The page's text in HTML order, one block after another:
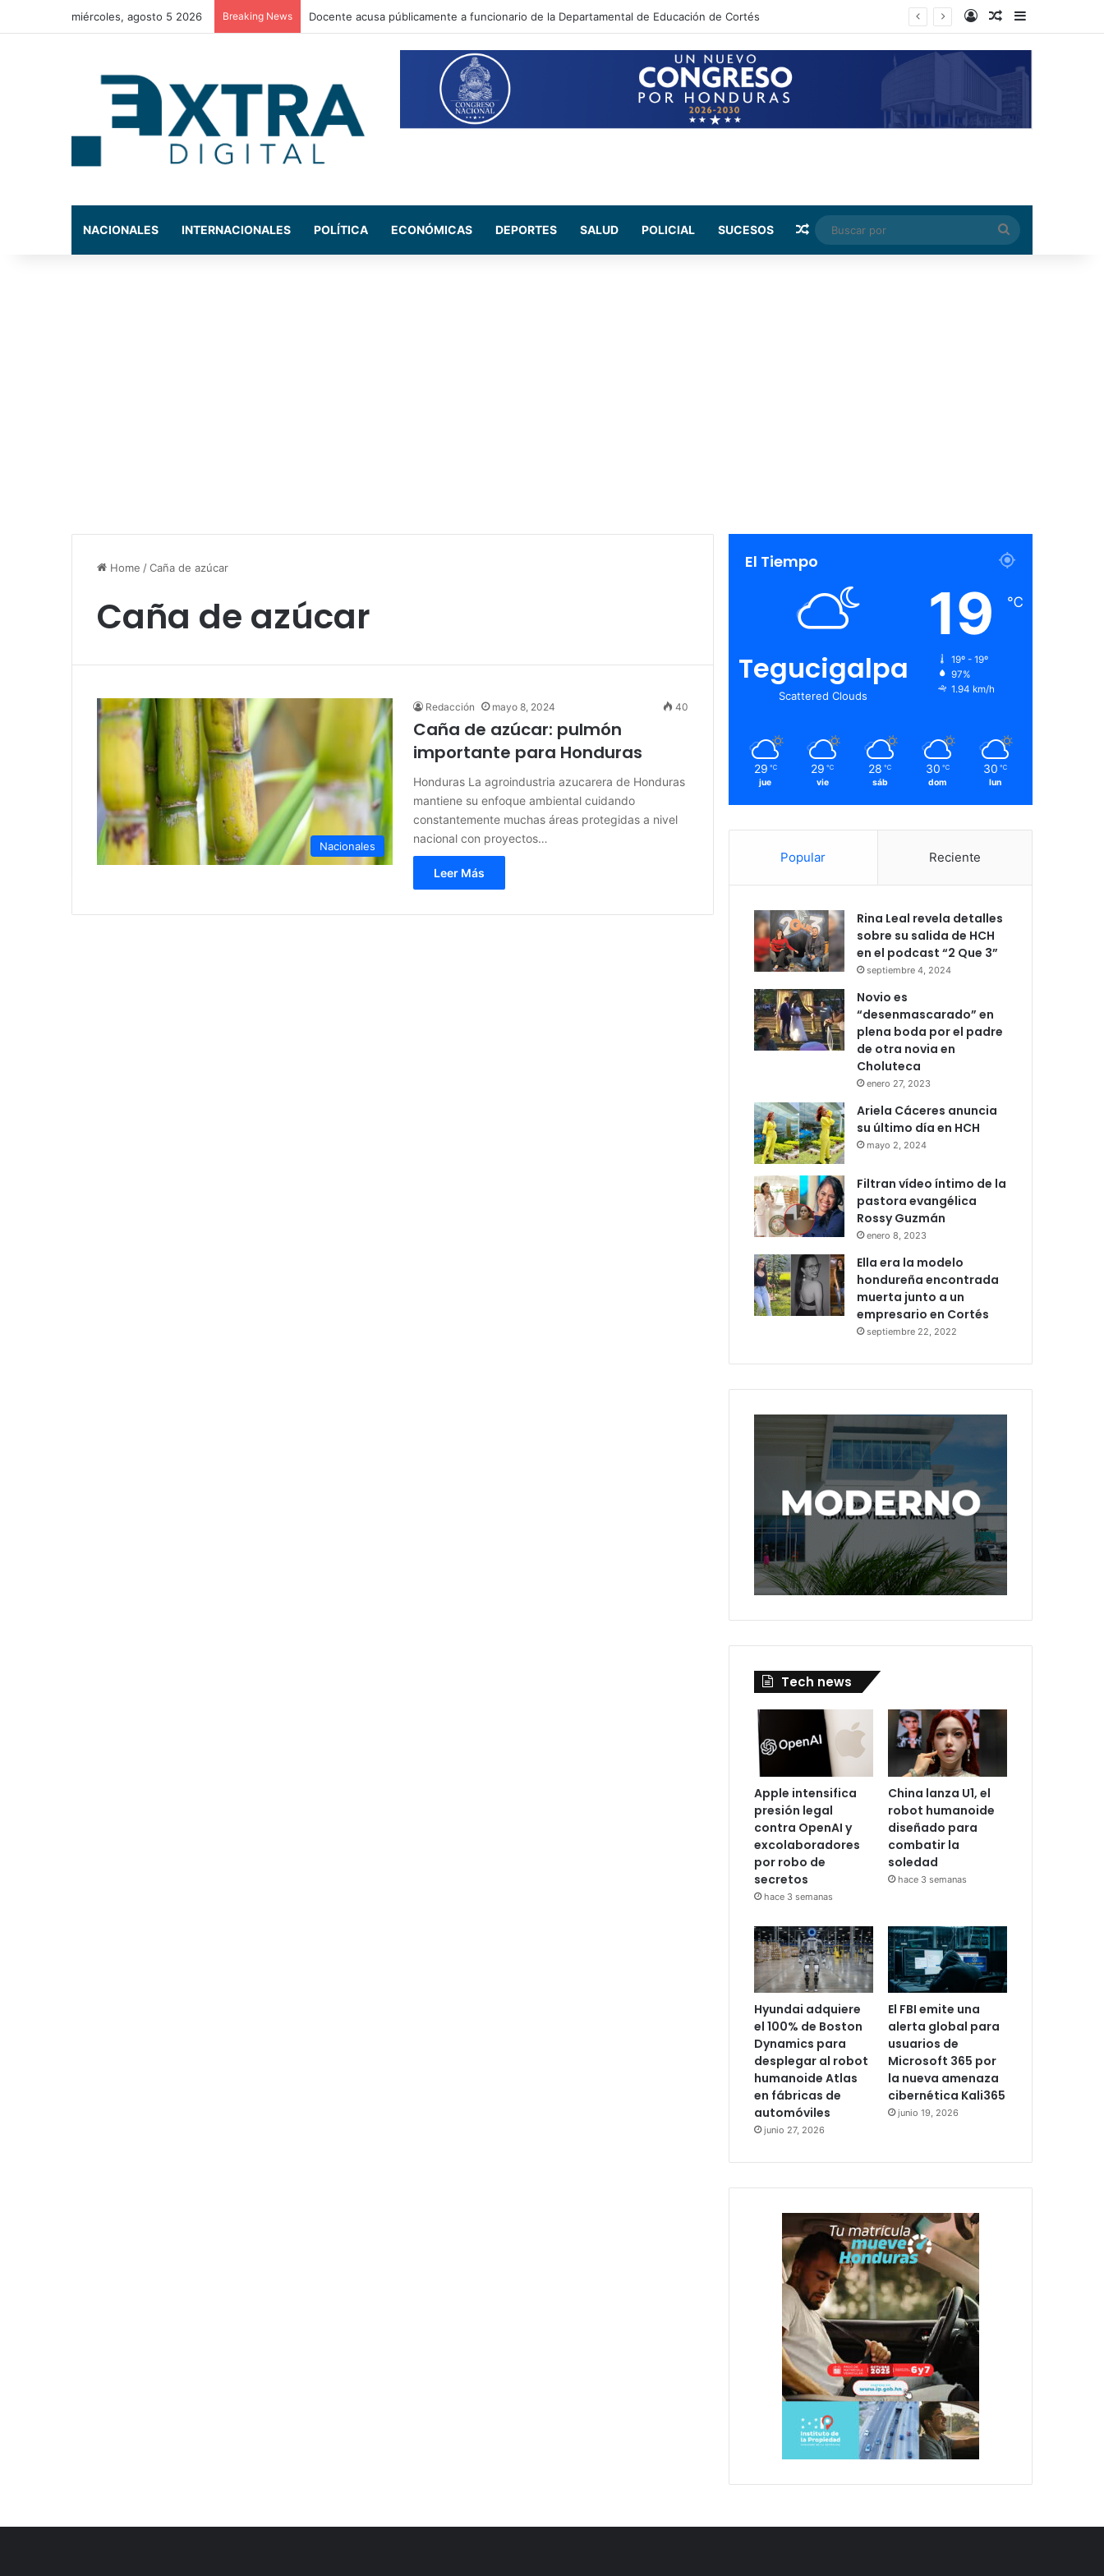
miércoles, agosto 5 2026 Breaking News La exdiputada Maribel Espinoza arremete contra el expresidente Juan Orlando Hernández Log InRandom Article
NACIONALES INTERNACIONALES POLÍTICA ECONÓMICAS DEPORTES SALUD POLICIAL SUCESOS Random Article
Buscar
por
Home /Caña de azúcar
Caña de azúcar
Nacionales
Redacción mayo 8, 2024 40
Caña de azúcar: pulmón
importante para Honduras
Honduras La agroindustria azucarera de Honduras
mantiene su enfoque ambiental cuidando
constantemente muchas áreas protegidas a nivel
nacional con proyectos…
Leer Más
El Tiempo
Tegucigalpa
Scattered Clouds
19 ℃
19º - 19º
97%
1.94 km/h
29 ℃
jue
29 ℃
vie
28 ℃
sáb
30 ℃
dom
30 ℃
lun
Popular Reciente
Rina Leal revela detalles
sobre su salida de HCH
en el podcast “2 Que 3”
septiembre 4, 2024
Novio es
“desenmascarado” en
plena boda por el padre
de otra novia en
Choluteca
enero 27, 2023
Ariela Cáceres anuncia
su último día en HCH
mayo 2, 2024
Filtran vídeo íntimo de la
pastora evangélica
Rossy Guzmán
enero 8, 2023
Ella era la modelo
hondureña encontrada
muerta junto a un
empresario en Cortés
septiembre 22, 2022
Tech news
Apple intensifica
presión legal
contra OpenAI y
excolaboradores
por robo de
secretos
hace 3 semanas
China lanza U1, el
robot humanoide
diseñado para
combatir la
soledad
hace 3 semanas
Hyundai adquiere
el 100% de Boston
Dynamics para
desplegar al robot
humanoide Atlas
en fábricas de
automóviles
junio 27, 2026
El FBI emite una
alerta global para
usuarios de
Microsoft 365 por
la nueva amenaza
cibernética Kali365
junio 19, 2026